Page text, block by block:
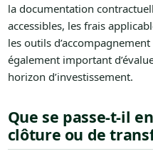
la documentation
accessibles, les frais
les outils
également important
horizon d’investissement.
Que se passe-t-il
clôture ou de